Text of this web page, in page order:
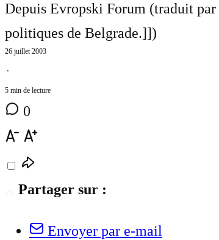
Depuis Evropski Forum (traduit par
politiques de Belgrade.]])
26 juillet 2003
⋅
5 min de lecture
0
Partager sur :
Envoyer par e-mail